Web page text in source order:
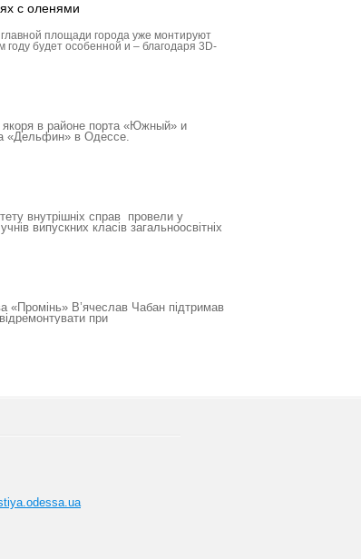
с оленями
площади города уже монтируют
году будет особенной и – благодаря 3D-
в районе порта «Южный» и
«Дельфин» в Одессе.
внутрішніх справ провели у
випускних класів загальноосвітніх
«Промінь» В’ячеслав Чабан підтримав
при